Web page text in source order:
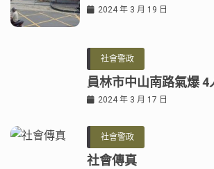
2024 年 3 月 19 日
社會警政
員林市中山南路氣爆 4
2024 年 3 月 17 日
社會警政
社會傳真